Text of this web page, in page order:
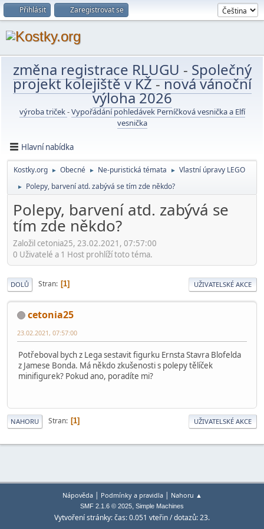
Přihlásit Zaregistrovat se
změna registrace RLUGU - Společný
projekt kolejiště v KŽ-nová vánoční
výloha 2026
výroba triček-Vypořádání pohledávek Perníčková vesnička a Elfí
vesnička
Hlavní nabídka
Kostky.org ► Obecné ► Ne-puristická témata ► Vlastní úpravy LEGO
► Polepy, barvení atd. zabývá se tím zde někdo?
Polepy, barvení atd. zabývá se
tím zde někdo?
Založil cetonia25, 23.02.2021, 07:57:00
0 Uživatelé a 1 Host prohlíží toto téma.
DOLŮ Stran 1 UŽIVATELSKÉ AKCE
cetonia25
23.02.2021, 07:57:00
Potřeboval bych z Lega sestavit figurku Ernsta Stavra Blofelda
z Jamese Bonda. Má někdo zkušenosti s polepy tělíček
minifigurek? Pokud ano, poradíte mi?
NAHORU Stran 1 UŽIVATELSKÉ AKCE
Nápověda| Podmínky a pravidla| Nahoru ▲
SMF 2.1.6 © 2025, Simple Machines
Vytvoření stránky: čas: 0.051 vteřin / dotazů: 23.